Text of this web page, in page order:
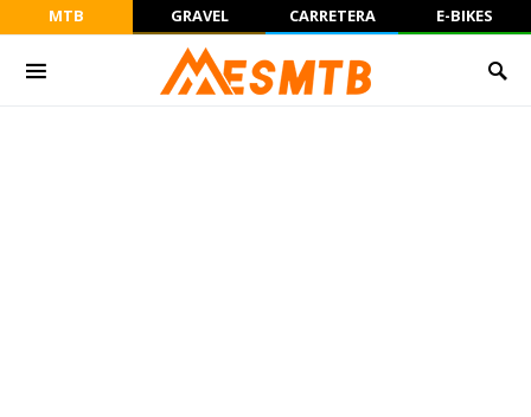
MTB GRAVEL CARRETERA E-BIKES